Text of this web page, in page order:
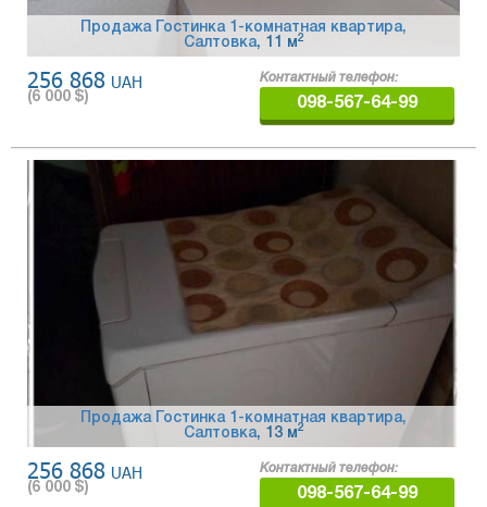
Продажа Гостинка 1-комнатная квартира,
Салтовка, 11 м2
256 868 UAH
(6 000 $)
Контактный телефон:
098-567-64-99
Продажа Гостинка 1-комнатная квартира,
Салтовка, 13 м2
256 868 UAH
(6 000 $)
Контактный телефон:
098-567-64-99